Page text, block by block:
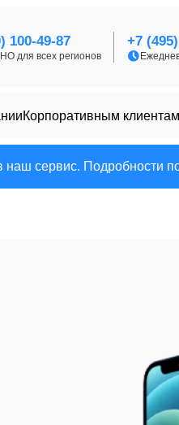
100-49-87
для всех регионов
+7
Корпоративным клиентам
сервис. Подробности